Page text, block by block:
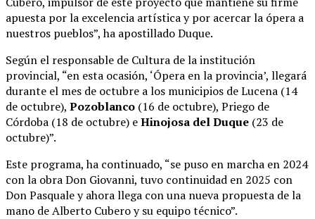
apuesta por la excelencia artística y por acercar la ópera a
nuestros pueblos”, ha apostillado Duque.
Según el responsable de Cultura de la institución
provincial, “en esta ocasión, ‘Ópera en la provincia’, llegará
durante el mes de octubre a los municipios de Lucena (14
de octubre), Pozoblanco (16 de octubre), Priego de
Córdoba (18 de octubre) eHinojosa del Duque (23 de
octubre)”.
Este programa, ha continuado, “se puso en marcha en 2024
con la obra Don Giovanni, tuvo continuidad en 2025 con
Don Pasquale y ahora llega con una nueva propuesta de la
mano de Alberto Cubero y su equipo técnico”.